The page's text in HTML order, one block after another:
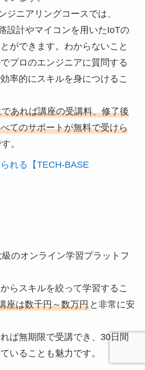
ジニアリングコースでは、
設計やマイコンを用いたIoTの
ができます。わからないこと
プロのエンジニアに質問する
率的にスキルを身につけるこ
あれば講座の受講料、修了後
てのサポートが無料で受けら
。
れる【TECH-BASE
のオンライン学習プラットフ
らスキルを絞って学習するこ
座は数千円～数万円と非常に安
ば無期限で受講でき、30日間
いることも魅力です。